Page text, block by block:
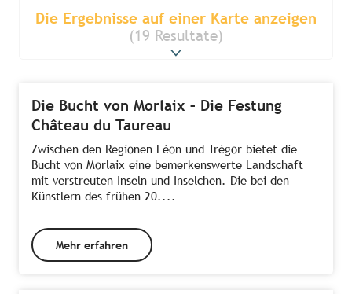
Die Ergebnisse auf einer Karte anzeigen
(19 Resultate)
Die Bucht von Morlaix – Die Festung
Château du Taureau
Zwischen den Regionen Léon und Trégor bietet die
Bucht von Morlaix eine bemerkenswerte Landschaft
mit verstreuten Inseln und Inselchen. Die bei den
Künstlern des frühen 20....
Mehr erfahren